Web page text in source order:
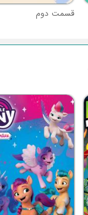
قسمت دوم